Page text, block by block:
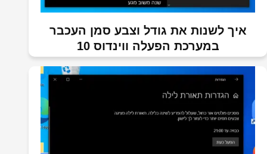
איך לשנות את גודל וצבע סמן העכבר
במערכת הפעלה ווינדוס 10